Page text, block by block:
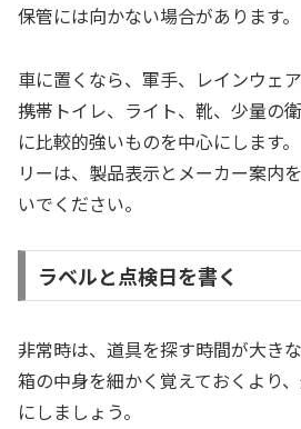
保管には向かない場合があります。
車に置くなら、軍手、レインウェ
携帯トイレ、ライト、靴、少量の
に比較的強いものを中心にします
リーは、製品表示とメーカー案内
いでください。
ラベルと点検日を書く
非常時は、道具を探す時間が大き
箱の中身を細かく覚えておくより
にしましょう。